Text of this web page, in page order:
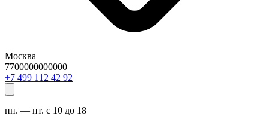
Москва
7700000000000
29 24 211 994 7+
пн. — пт. с 10 до 18